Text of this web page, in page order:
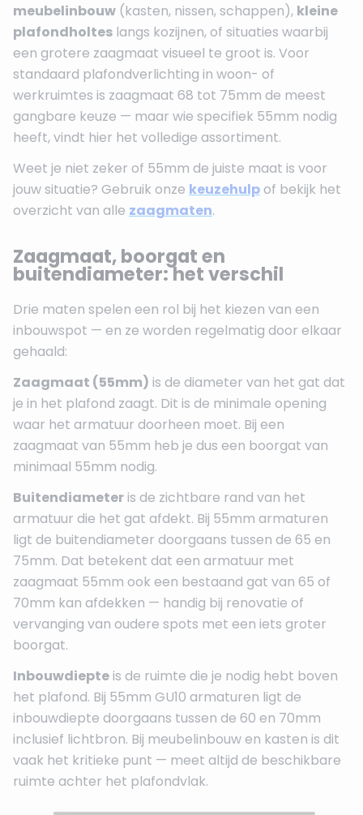
meubelinbouw (kasten, nissen, schappen), kleine
plafondholtes langs kozijnen, of situaties waarbij
een grotere zaagmaat visueel te groot is. Voor
standaard plafondverlichting in woon- of
werkruimtes is zaagmaat 68 tot 75mm de meest
gangbare keuze — maar wie specifiek 55mm nodig
heeft, vindt hier het volledige assortiment.
Weet je niet zeker of 55mm de juiste maat is voor
jouw situatie? Gebruik onze keuzehulpof bekijk het
overzicht van alle zaagmaten.
Zaagmaat, boorgat en
buitendiameter: het verschil
Drie maten spelen een rol bij het kiezen van een
inbouwspot — en ze worden regelmatig door elkaar
gehaald:
Zaagmaat (55mm) is de diameter van het gat dat
je in het plafond zaagt. Dit is de minimale opening
waar het armatuur doorheen moet. Bij een
zaagmaat van 55mm heb je dus een boorgat van
minimaal 55mm nodig.
Buitendiameteris de zichtbare rand van het
armatuur die het gat afdekt. Bij 55mm armaturen
ligt de buitendiameter doorgaans tussen de 65 en
75mm. Dat betekent dat een armatuur met
zaagmaat 55mm ook een bestaand gat van 65 of
70mm kan afdekken — handig bij renovatie of
vervanging van oudere spots met een iets groter
boorgat.
Inbouwdiepteis de ruimte die je nodig hebt boven
het plafond. Bij 55mm GU10 armaturen ligt de
inbouwdiepte doorgaans tussen de 60 en 70mm
inclusief lichtbron. Bij meubelinbouw en kasten is dit
vaak het kritieke punt — meet altijd de beschikbare
ruimte achter het plafondvlak.